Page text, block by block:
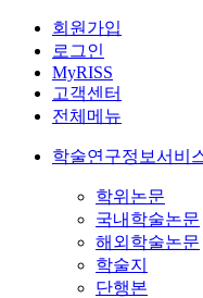
회원가입
로그인
MyRISS
고객센터
전체메뉴
학술연구정보서비
학위논문
국내학술논문
해외학술논문
학술지
단행본